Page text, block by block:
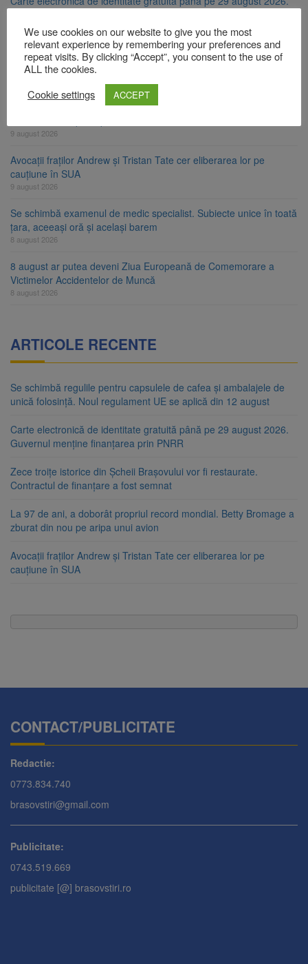
9 august 2026
Zece troițe istorice din Șcheii Brașovului vor fi restaurate.
Contractul de finanțare a fost semnat
La 97 de ani, a doborât propriul record mondial. Betty Bromage a
9 august 2026
Avocații fraților Andrew și Tristan Tate cer eliberarea lor pe
cauțiune în SUA
9 august 2026
Se schimbă examenul de medic specialist. Subiecte unice în toată
țara, aceeași oră și același barem
8 august 2026
8 august ar putea deveni Ziua Europeană de Comemorare a
Victimelor Accidentelor de Muncă
8 august 2026
ARTICOLE RECENTE
Se schimbă regulile pentru capsulele de cafea și ambalajele de
unică folosință. Noul regulament UE se aplică din 12 august
Carte electronică de identitate gratuită până pe 29 august 2026.
Guvernul menține finanțarea prin PNRR
Zece troițe istorice din Șcheii Brașovului vor fi restaurate.
Contractul de finanțare a fost semnat
La 97 de ani, a doborât propriul record mondial. Betty Bromage a
zburat din nou pe aripa unui avion
Avocații fraților Andrew și Tristan Tate cer eliberarea lor pe
cauțiune în SUA
CONTACT/PUBLICITATE
Redactie:
0773.834.740
brasovstiri@gmail.com
Publicitate:
0743.519.669
publicitate [@] brasovstiri.ro
We use cookies on our website to give you the most
relevant experience by remembering your preferences and
repeat visits. By clicking “Accept”, you consent to the use of
ALL the cookies.
Cookie settings
ACCEPT